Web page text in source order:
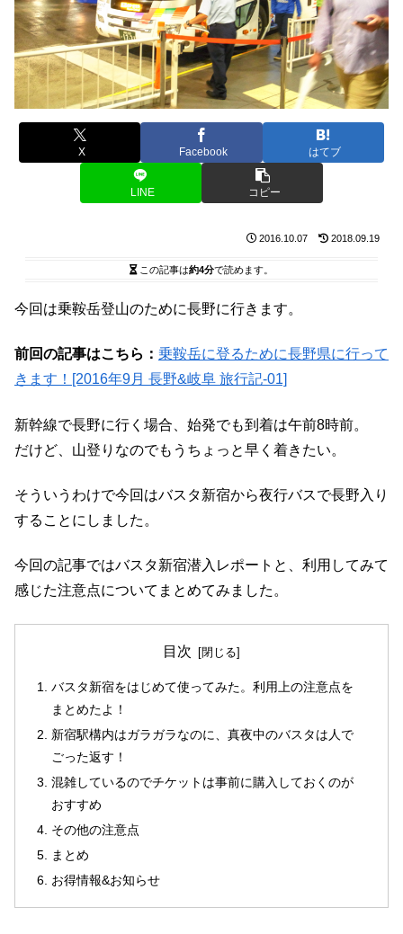
X Facebook はてブ
LINE コピー
2016.10.07 2018.09.19
この記事は約4分で読めます。
今回は乗鞍岳登山のために長野に行きます。
前回の記事はこちら： 乗鞍岳に登るために長野県に行って
きます！[2016年9月 長野&岐阜 旅行記-01]
新幹線で長野に行く場合、始発でも到着は午前8時前。
だけど、山登りなのでもうちょっと早く着きたい。
そういうわけで今回はバスタ新宿から夜行バスで長野入り
することにしました。
今回の記事ではバスタ新宿潜入レポートと、利用してみて
感じた注意点についてまとめてみました。
目次
バスタ新宿をはじめて使ってみた。利用上の注意点を
まとめたよ！
新宿駅構内はガラガラなのに、真夜中のバスタは人で
ごった返す！
混雑しているのでチケットは事前に購入しておくのが
おすすめ
その他の注意点
まとめ
お得情報&お知らせ